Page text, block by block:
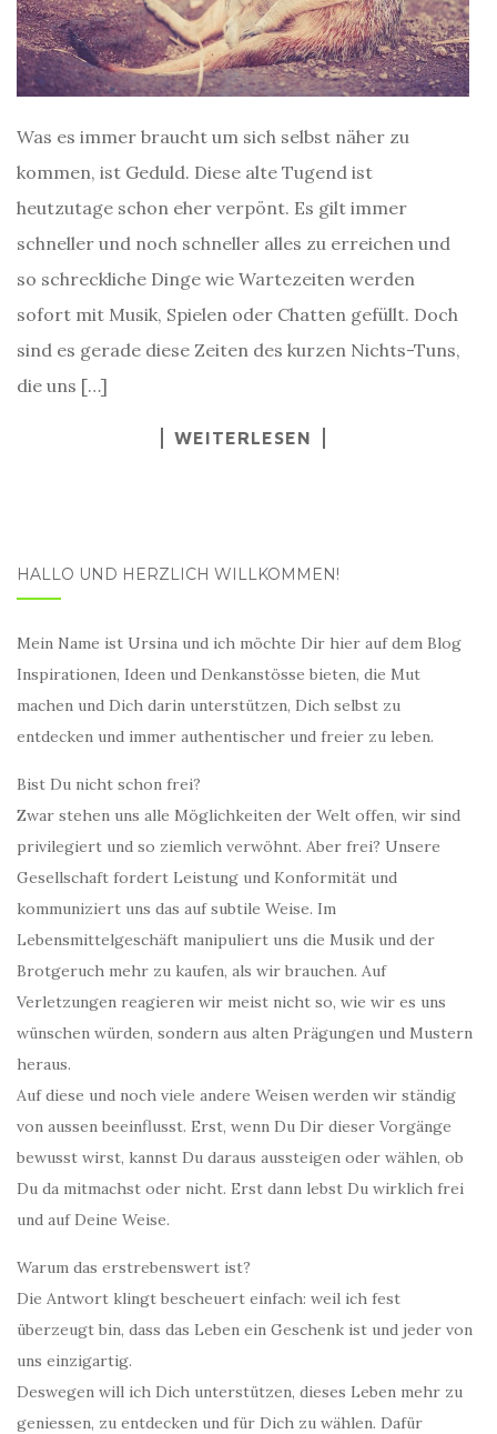
Was es immer braucht um sich selbst näher zu
kommen, ist Geduld. Diese alte Tugend ist
heutzutage schon eher verpönt. Es gilt immer
schneller und noch schneller alles zu erreichen und
so schreckliche Dinge wie Wartezeiten werden
sofort mit Musik, Spielen oder Chatten gefüllt. Doch
sind es gerade diese Zeiten des kurzen Nichts-Tuns,
die uns […]
WEITERLESEN
HALLO UND HERZLICH WILLKOMMEN!
Mein Name ist Ursina und ich möchte Dir hier auf dem Blog
Inspirationen, Ideen und Denkanstösse bieten, die Mut
machen und Dich darin unterstützen, Dich selbst zu
entdecken und immer authentischer und freier zu leben.
Bist Du nicht schon frei?
Zwar stehen uns alle Möglichkeiten der Welt offen, wir sind
privilegiert und so ziemlich verwöhnt. Aber frei? Unsere
Gesellschaft fordert Leistung und Konformität und
kommuniziert uns das auf subtile Weise. Im
Lebensmittelgeschäft manipuliert uns die Musik und der
Brotgeruch mehr zu kaufen, als wir brauchen. Auf
Verletzungen reagieren wir meist nicht so, wie wir es uns
wünschen würden, sondern aus alten Prägungen und Mustern
heraus.
Auf diese und noch viele andere Weisen werden wir ständig
von aussen beeinflusst. Erst, wenn Du Dir dieser Vorgänge
bewusst wirst, kannst Du daraus aussteigen oder wählen, ob
Du da mitmachst oder nicht. Erst dann lebst Du wirklich frei
und auf Deine Weise.
Warum das erstrebenswert ist?
Die Antwort klingt bescheuert einfach: weil ich fest
überzeugt bin, dass das Leben ein Geschenk ist und jeder von
uns einzigartig.
Deswegen will ich Dich unterstützen, dieses Leben mehr zu
geniessen, zu entdecken und für Dich zu wählen. Dafür